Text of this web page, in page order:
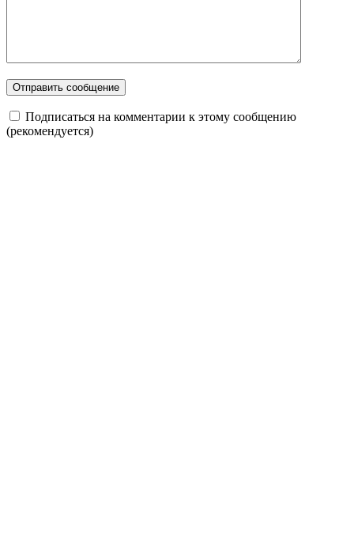
Подписаться на комментарии к этому сообщению
(рекомендуется)